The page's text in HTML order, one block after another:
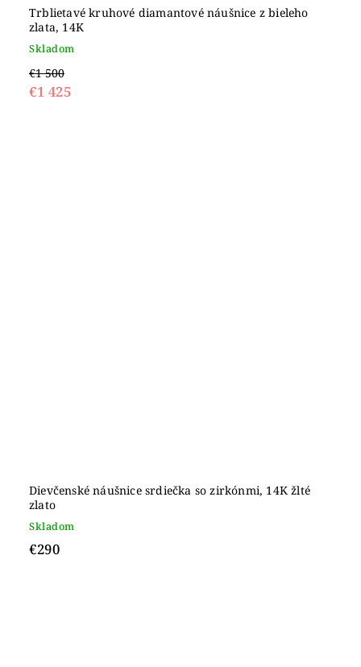
Trblietavé kruhové diamantové náušnice z bieleho
zlata, 14K
Skladom
€1 500
€1 425
Dievčenské náušnice srdiečka so zirkónmi, 14K žlté
zlato
Skladom
€290